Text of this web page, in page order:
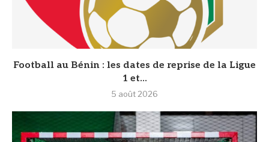
Football au Bénin : les dates de reprise de la Ligue
1 et...
5 août 2026